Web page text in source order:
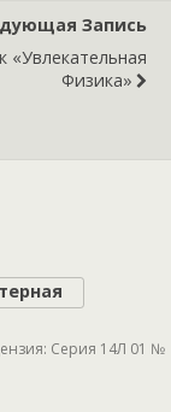
Запись
«Увлекательная
Физика»
Серия 14Л 01 №